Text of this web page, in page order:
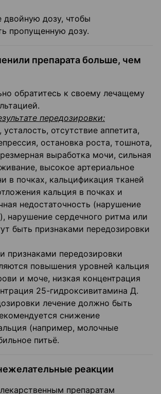
двойную дозу, чтобы
пропущенную дозу.
препарата больше, чем
обратитесь к своему лечащему
передозировки:
отсутствие аппетита,
остановка роста, тошнота,
выработка мочи, сильная
высокое артериальное
в почках, кальцификация тканей
кальция в почках и
недостаточность (нарушение
нарушение сердечного ритма или
быть признаками передозировки
признаками передозировки
повышения уровней кальция
и моче, низкая концентрация
25-гидроксивитамина Д.
лечение должно быть
снижение
(например, молочные
питьё.
реакции
препаратам